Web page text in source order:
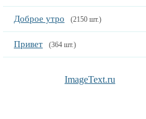
Доброе утро (2150 шт.)
Привет (364 шт.)
ImageText.ru